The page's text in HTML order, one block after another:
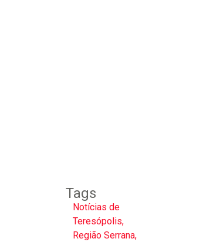
Tags
Notícias de
Teresópolis,
Região Serrana,